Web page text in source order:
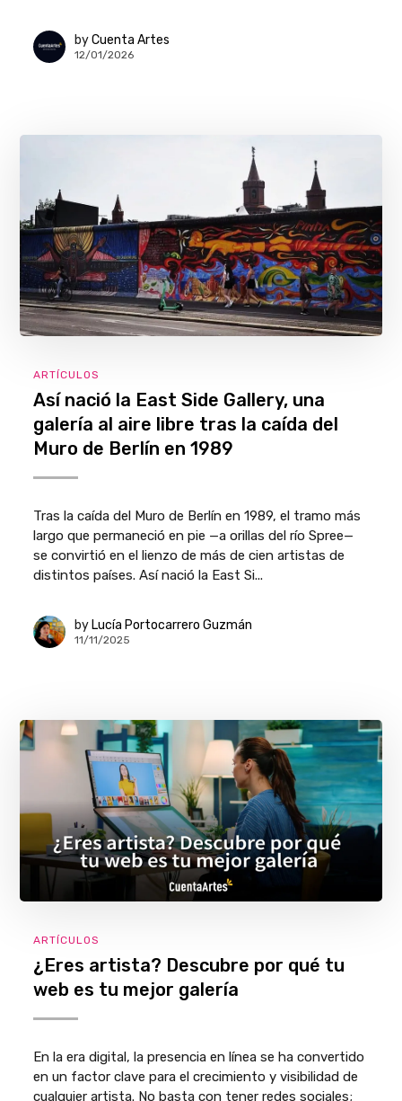
by Cuenta Artes
12/01/2026
ARTÍCULOS
Así nació la East Side Gallery, una
galería al aire libre tras la caída del
Muro de Berlín en 1989
Tras la caída del Muro de Berlín en 1989, el tramo más
largo que permaneció en pie —a orillas del río Spree—
se convirtió en el lienzo de más de cien artistas de
distintos países. Así nació la East Si...
by Lucía Portocarrero Guzmán
11/11/2025
ARTÍCULOS
¿Eres artista? Descubre por qué tu
web es tu mejor galería
En la era digital, la presencia en línea se ha convertido
en un factor clave para el crecimiento y visibilidad de
cualquier artista. No basta con tener redes sociales;